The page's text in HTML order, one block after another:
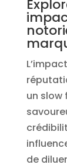
un slow
de